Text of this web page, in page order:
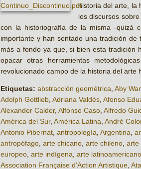
historia del arte, la
los discursos
con la historiografía de la misma -quizá
importante y han sentado una tradición
más a fondo ya que, si bien esta tradición
opacar otras herramientas
revolucionado campo de la historia del arte
Etiquetas: abstracción geométrica Aby
Adolph Gottlieb Adriana Valdés Afonso
Alexander Calder, Alfonso Caso Alfredo
América del Sur, América Latina André
Antonio Pibernat antropología Argentina
antropófago arte chicano arte chileno arte
europeo arte indígena arte latinoamericano
Association Française d’Action Artistique